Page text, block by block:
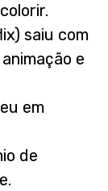
saiu com
e
em
de